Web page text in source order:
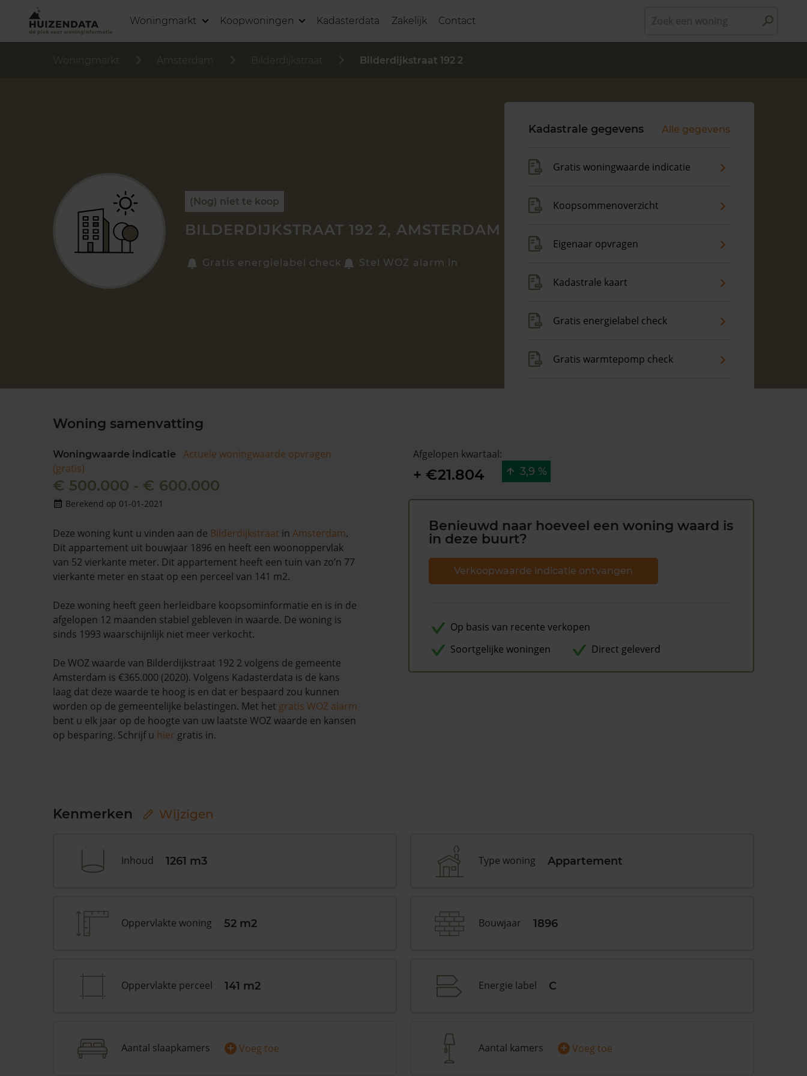
Woningmarkt Koopwoningen Kadasterdata Zakelijk Contact
Woningmarkt Amsterdam Bilderdijkstraat Bilderdijkstraat 192 2
(Nog) niet te koop
BILDERDIJKSTRAAT 192 2, AMSTERDAM
Gratis energielabel check Stel WOZ alarm in
Kadastrale gegevens Alle gegevens
Gratis woningwaarde indicatie
Koopsommenoverzicht
Eigenaar opvragen
Kadastrale kaart
Gratis energielabel check
Gratis warmtepomp check
Woning samenvatting
Woningwaarde indicatie
Actuele woningwaarde opvragen
(gratis)
€ 500.000 - € 600.000
Berekend op 01-01-2021
Deze woning kunt u vinden aan de Bilderdijkstraat in Amsterdam.
Dit appartement uit bouwjaar 1896 en heeft een woonoppervlak
van 52 vierkante meter. Dit appartement heeft een tuin van zo’n 77
vierkante meter en staat op een perceel van 141 m2.
Deze woning heeft geen herleidbare koopsominformatie en is in de
afgelopen 12 maanden stabiel gebleven in waarde. De woning is
sinds 1993 waarschijnlijk niet meer verkocht.
De WOZ waarde van Bilderdijkstraat 192 2 volgens de gemeente
Amsterdam is €365.000 (2020). Volgens Kadasterdata is de kans
laag dat deze waarde te hoog is en dat er bespaard zou kunnen
worden op de gemeentelijke belastingen. Met het gratis WOZ alarm
bent u elk jaar op de hoogte van uw laatste WOZ waarde en kansen
op besparing. Schrijf u hier gratis in.
Afgelopen kwartaal:
+ €21.804 3,9 %
Benieuwd naar hoeveel een woning waard is
in deze buurt?
Verkoopwaarde indicatie ontvangen
Op basis van recente verkopen
Soortgelijke woningen
Direct geleverd
Kenmerken Wijzigen
Inhoud 1261 m3 Type woning Appartement
Oppervlakte woning 52 m2 Bouwjaar 1896
Oppervlakte perceel 141 m2 Energie label C
Aantal slaapkamers + Voeg toe Aantal kamers + Voeg toe